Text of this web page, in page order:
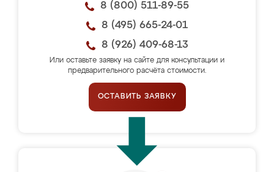
8 (800) 511-89-55
8 (495) 665-24-01
8 (926) 409-68-13
Или оставьте заявку на сайте для консультации и
предварительного расчёта стоимости.
ОСТАВИТЬ ЗАЯВКУ